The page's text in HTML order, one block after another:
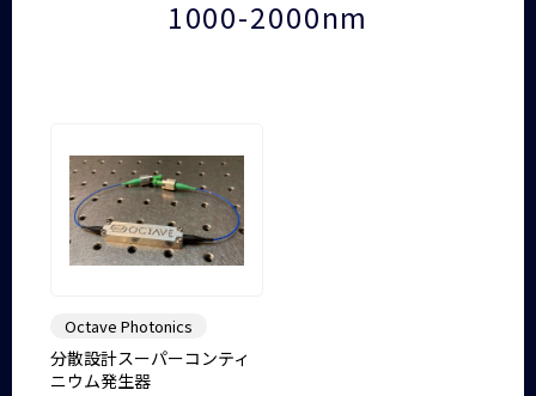
1000-2000nm
Octave Photonics
分散設計スーパーコンティ
ニウム発生器